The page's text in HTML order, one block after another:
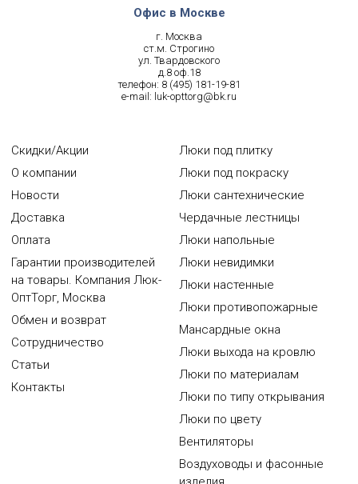
Офис в Москве
г. Москва
ст.м. Строгино
ул. Твардовского
д.8 оф.18
телефон: 8 (495) 181-19-81
e-mail: luk-opttorg@bk.ru
Скидки/Акции
О компании
Новости
Доставка
Оплата
Гарантии производителей
на товары. Компания Люк-
ОптТорг, Москва
Обмен и возврат
Сотрудничество
Статьи
Контакты
Люки под плитку
Люки под покраску
Люки сантехнические
Чердачные лестницы
Люки напольные
Люки невидимки
Люки настенные
Люки противопожарные
Мансардные окна
Люки выхода на кровлю
Люки по материалам
Люки по типу открывания
Люки по цвету
Вентиляторы
Воздуховоды и фасонные